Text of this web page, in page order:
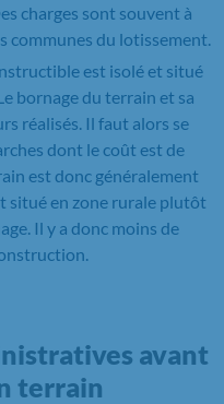
charges sont souvent à
du lotissement.
est isolé et situé
bornage du terrain et sa
réalisés. Il faut alors se
dont le coût est de
est donc généralement
situé en zone rurale plutôt
Il y a donc moins de
avant
terrain